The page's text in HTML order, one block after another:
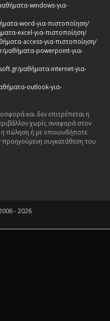
windows-για-
word-για-πιστοποίηση/
excel-για-πιστοποίηση/
access-για-πιστοποίηση/
μαθήματα-powerpoint-για-
μαθήματα-internet-για-
outlook-για-
και δεν επιτρέπεται η
χωρίς αναφορά στον
η πώληση ή με οποιονδήποτε
συγκατάθεση του
- 2026